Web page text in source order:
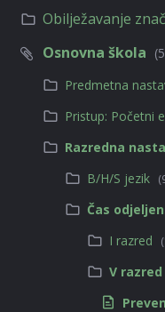
Obilježavanje
Osnovna škola
Predmetna
Pristup: Početni
Razredna
B/H/S jezik
Čas
I razred
V razred